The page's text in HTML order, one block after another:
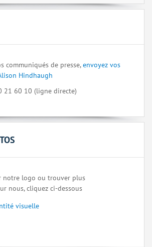
communiqués de presse,envoyez vos
Hindhaugh
21 60 10 (ligne directe)
notre logo ou trouver plus
nous, cliquez ci-dessous
visuelle